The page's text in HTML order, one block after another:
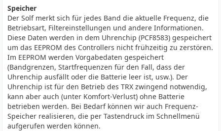
Speicher
Der Solf merkt sich für jedes Band die aktuelle Frequenz, die
Betriebsart, Filtereinstellungen und andere Informationen.
Diese Daten werden in dem Uhrenchip (PCF8583) gespeichert
um das EEPROM des Controllers nicht frühzeitig zu zerstören.
Im EEPROM werden Vorgabedaten gespeichert
(Bandgrenzen, Startfrequenzen für den Fall, dass der
Uhrenchip ausfällt oder die Batterie leer ist, usw.). Der
Uhrenchip ist für den Betrieb des TRX zwingend notwendig,
kann aber auch (unter Komfort-Verlust) ohne Batterie
betrieben werden. Bei Bedarf können wir auch Frequenz-
Speicher realisieren, die per Tastendruck im Schnellmenü
aufgerufen werden können.